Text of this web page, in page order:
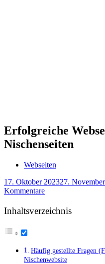
Erfolgreiche
Nischenseiten
Webseiten
17. Oktober 202327.
Kommentare
Inhaltsverzeichnis
Häufig gestellte Fragen
Nischenwebsite